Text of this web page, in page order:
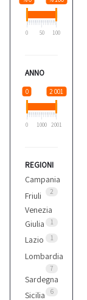
0 50 100
ANNO
0 2 001
0 1000 2001
REGIONI
Campania
2
Friuli
Venezia
Giulia
1
Lazio 1
Lombardia
7
Sardegna
6
Sicilia